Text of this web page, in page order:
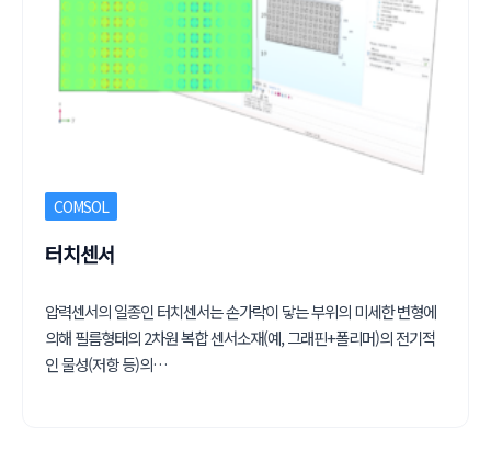
COMSOL
터치센서
압력센서의 일종인 터치센서는 손가락이 닿는 부위의 미세한 변형에
의해 필름형태의 2차원 복합 센서소재(예, 그래핀+폴리머)의 전기적
인 물성(저항 등)의…